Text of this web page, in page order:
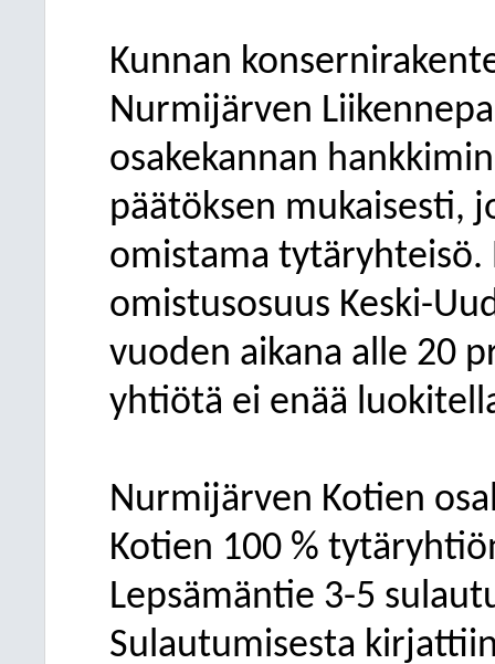
Kunnan
Nurmijärven
osakekannan
päätöksen mukaisesti,
omistama
omistusosuus Keski-
vuoden aikana alle 20
yhtiötä ei enää
Nurmijärven Kotien
Kotien 100 %
Lepsämäntie 3-5
Sulautumisesta